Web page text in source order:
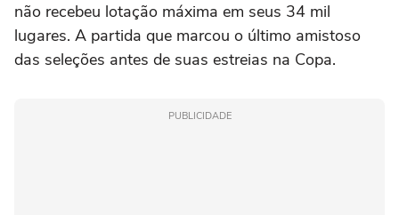
não recebeu lotação máxima em seus 34 mil
lugares. A partida que marcou o último amistoso
das seleções antes de suas estreias na Copa.
PUBLICIDADE